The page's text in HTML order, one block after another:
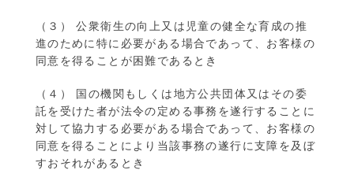
（３） 公衆衛生の向上又は児童の健全な育成の推
進のために特に必要がある場合であって、お客様の
同意を得ることが困難であるとき
（４） 国の機関もしくは地方公共団体又はその委
託を受けた者が法令の定める事務を遂行することに
対して協力する必要がある場合であって、お客様の
同意を得ることにより当該事務の遂行に支障を及ぼ
すおそれがあるとき